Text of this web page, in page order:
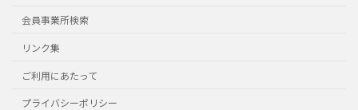
会員事業所検索
リンク集
ご利用にあたって
プライバシーポリシー